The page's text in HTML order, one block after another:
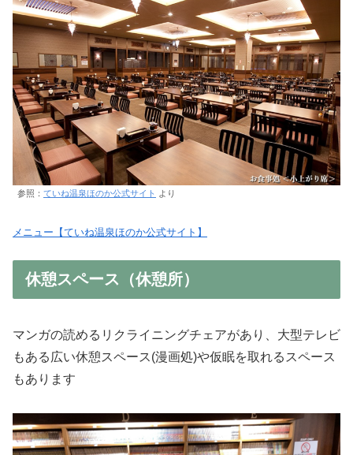
参照： ていね温泉ほのか公式サイト より
メニュー【ていね温泉ほのか公式サイト】
休憩スペース（休憩所）
マンガの読めるリクライニングチェアがあり、大型テレビ
もある広い休憩スペース(漫画処)や仮眠を取れるスペース
もあります